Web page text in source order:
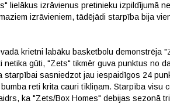
lielākus izrāvienus pretinieku izpildījumā
izrāvieniem, tādējādi starpība bija
krietni labāku basketbolu demonstrēja
gūti, "Zets" tikmēr guva punktus no
starpībai sasniedzot jau iespaidīgos 24
reti krita cauri tīkliņam. Starpība visu
ka "Zets/Box Homes" debijas sezonā